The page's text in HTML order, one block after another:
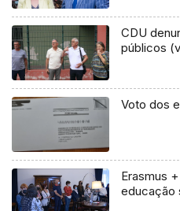
CDU
públicos
Voto dos
Erasmus
educação